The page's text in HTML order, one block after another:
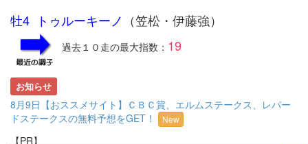
牡4 トゥルーキーノ （笠松・伊藤強）
過去１０走の最大指数： 19
お知らせ
8月9日【おススメサイト】ＣＢＣ賞、エルムステークス、レパー
ドステークスの無料予想をGET！
New
【PR】